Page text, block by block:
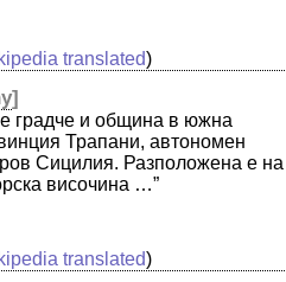
translated)
]
градче и община в южна
Трапани, автономен
Сицилия. Разположена е на
височина …”
translated)